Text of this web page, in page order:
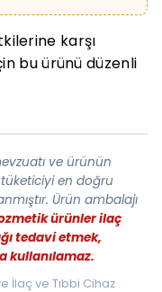
karşı
bu ürünü düzenli
ve ürünün
tüketiciyi en doğru
Ürün ambalajı
ürünler ilaç
tedavi etmek,
kullanılamaz.
İlaç ve Tıbbi Cihaz